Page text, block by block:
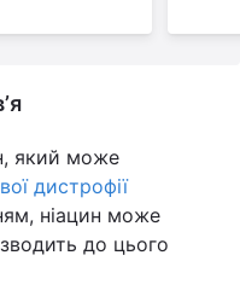
який може
дистрофії
ніацин може
до цього